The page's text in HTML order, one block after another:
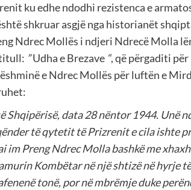
ku edhe ndodhi rezistenca e
shkruar asgjë nga historianët
Ndrec Mollës i ndjeri Ndrecë Molla
”Udha e Brezave “, që përgaditi
e Ndrec Mollës për luftën e
Shqipërisë, data 28 nëntor 1944. Unë
të qytetit të Prizrenit e cila ishte
im Preng Ndrec Molla bashkë me
Kombëtar në një shtizë në hyrje
tonë, por në mbrëmje duke